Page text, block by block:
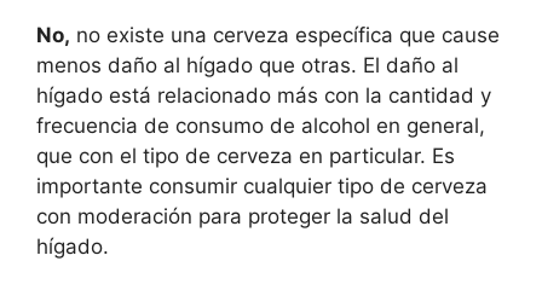
No, no existe una cerveza específica que cause
menos daño al hígado que otras. El daño al
hígado está relacionado más con la cantidad y
frecuencia de consumo de alcohol en general,
que con el tipo de cerveza en particular. Es
importante consumir cualquier tipo de cerveza
con moderación para proteger la salud del
hígado.